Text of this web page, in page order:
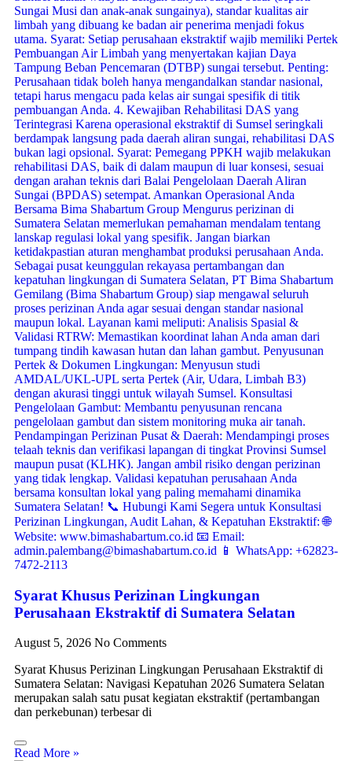
Syarat Khusus Perizinan Lingkungan
Perusahaan Ekstraktif di Sumatera Selatan
August 5, 2026 No Comments
Syarat Khusus Perizinan Lingkungan Perusahaan Ekstraktif di
Sumatera Selatan: Navigasi Kepatuhan 2026 Sumatera Selatan
merupakan salah satu pusat kegiatan ekstraktif (pertambangan
dan perkebunan) terbesar di
Read More »